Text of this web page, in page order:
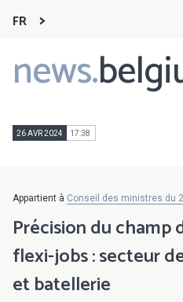
FR
news.
Main
navigation
26 AVR 2024 17:38
Appartient à Conseil des ministres du
Précision du champ
flexi-jobs : secteur
et batellerie